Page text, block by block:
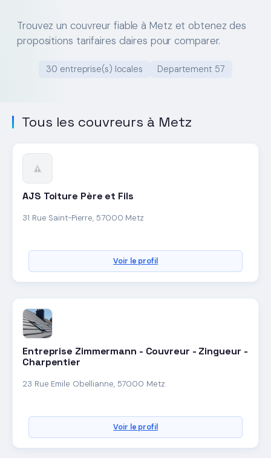
Trouvez un couvreur fiable à Metz et obtenez des
propositions tarifaires claires pour comparer.
30 entreprise(s) locales Departement 57
Tous les couvreurs à Metz
AJS Toiture Père et Fils
31 Rue Saint-Pierre, 57000 Metz
Voir le profil
Entreprise Zimmermann - Couvreur - Zingueur -
Charpentier
23 Rue Emile Obellianne, 57000 Metz
Voir le profil